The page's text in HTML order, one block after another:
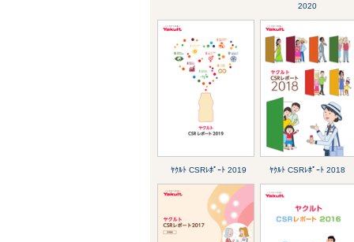
2020
ﾔｸﾙﾄ CSRﾚﾎﾟｰﾄ 2019 ﾔｸﾙﾄ CSRﾚﾎﾟｰﾄ 2018